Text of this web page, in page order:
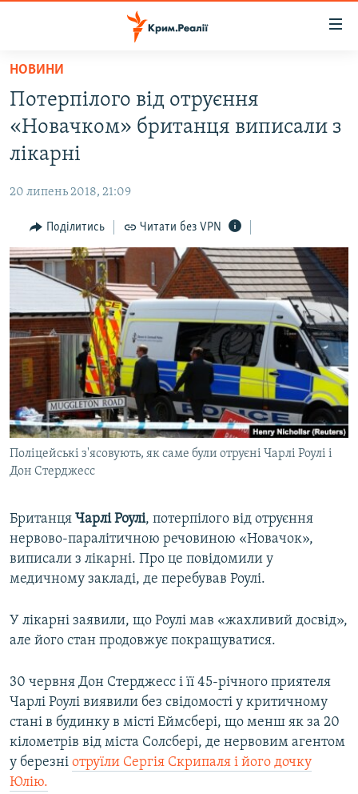
Перейти
основного
матеріалу
Перейти
до
основної
Перейти
до
пошуку
ВОДА.КРИМ
ВІДЕО ТА ФОТО
БЛОГИ
ПОГЛЯД
ІНТЕРВ'Ю
ВСЕ ЗА ДЕНЬ
СПЕЦПРОЕКТИ
ДЕПОРТАЦІЯ
ВІДЕОУРОКИ «ELIFBE»
СВІДЧЕННЯ ОКУПАЦІЇ
УКРАЇНСЬКА ПРОБЛЕМА КРИМУ
ІНФОГРАФІКА
ЯК ОБІЙТИ БЛОКУВАННЯ
Русский
Qırımtatar
ДОЛУЧАЙСЯ!
Усі сайти RFE/RL
НОВИНИ
Потерпілого від отруєння
«Новачком» британця виписали з
лікарні
20 липень 2018, 21:09
Поділитись Читати без VPN
Поліцейські з'ясовують, як саме були отруєні Чарлі Роулі і
Дон Стерджесс
Британця Чарлі Роулі, потерпілого від отруєння
нервово-паралітичною речовиною «Новачок»,
виписали з лікарні. Про це повідомили у
медичному закладі, де перебував Роулі.
У лікарні заявили, що Роулі мав «жахливий досвід»,
але його стан продовжує покращуватися.
30 червня Дон Стерджесс і її 45-річного приятеля
Чарлі Роулі виявили без свідомості у критичному
стані в будинку в місті Еймсбері, що менш як за 20
кілометрів від міста Солсбері, де нервовим агентом
у березні отруїли Сергія Скрипаля і його дочку
Юлію.